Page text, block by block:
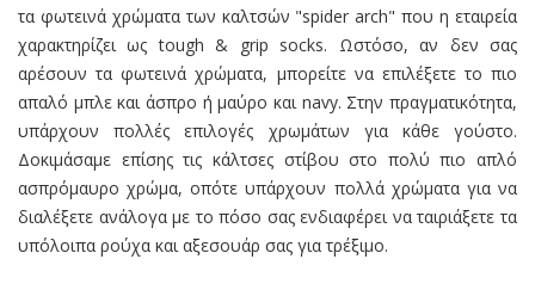
τα φωτεινά χρώματα των καλτσών "spider arch" που η εταιρεία
χαρακτηρίζει ως tough & grip socks. Ωστόσο, αν δεν σας
αρέσουν τα φωτεινά χρώματα, μπορείτε να επιλέξετε το πιο
απαλό μπλε και άσπρο ή μαύρο και navy. Στην πραγματικότητα,
υπάρχουν πολλές επιλογές χρωμάτων για κάθε γούστο.
Δοκιμάσαμε επίσης τις κάλτσες στίβου στο πολύ πιο απλό
ασπρόμαυρο χρώμα, οπότε υπάρχουν πολλά χρώματα για να
διαλέξετε ανάλογα με το πόσο σας ενδιαφέρει να ταιριάξετε τα
υπόλοιπα ρούχα και αξεσουάρ σας για τρέξιμο.